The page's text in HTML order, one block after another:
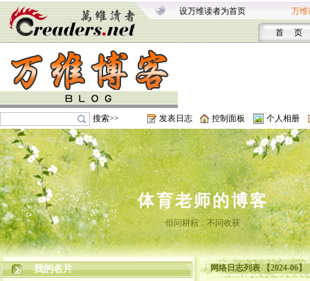
设万维读者为首页 万维
首 页
搜索>> 发表日志 控制面板 个人相册
体育老师的博客
但问耕耘，不问收获
我的名片 网络日志列表 【2024-06】